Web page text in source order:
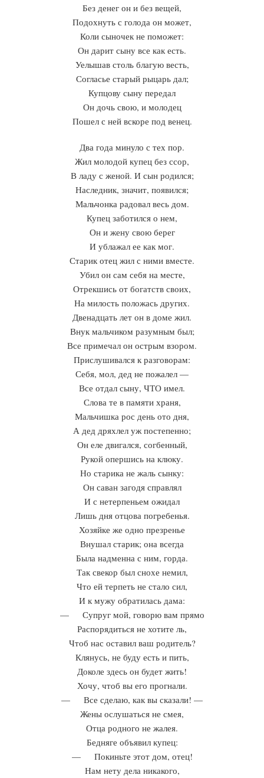
Без денег он и без вещей,
Подохнуть с голода он может,
Коли сыночек не поможет:
Он дарит сыну все как есть.
Уелышав столь благую весть,
Согласье старый рыцарь дал;
Купцову сыну передал
Он дочь свою, и молодец
Пошел с ней вскоре под венец.
Два года минуло с тех пор.
Жил молодой купец без ссор,
В ладу с женой. И сын родился;
Наследник, значит, появился;
Мальчонка радовал весь дом.
Купец заботился о нем,
Он и жену свою берег
И ублажал ее как мог.
Старик отец жил с ними вместе.
Убил он сам себя на месте,
Отрекшись от богатств своих,
На милость положась других.
Двенадцать лет он в доме жил.
Внук мальчиком разумным был;
Все примечал он острым взором.
Прислушивался к разговорам:
Себя, мол, дед не пожалел —
Все отдал сыну, ЧТО имел.
Слова те в памяти храня,
Мальчишка рос день ото дня,
А дед дряхлел уж постепенно;
Он еле двигался, согбенный,
Рукой опершись на клюку.
Но старика не жаль сынку:
Он саван загодя справлял
И с нетерпеньем ожидал
Лишь дня отцова погребенья.
Хозяйке же одно презренье
Внушал старик; она всегда
Была надменна с ним, горда.
Так свекор был снохе немил,
Что ей терпеть не стало сил,
И к мужу обратилась дама:
— Супруг мой, говорю вам прямо
Распорядиться не хотите ль,
Чтоб нас оставил ваш родитель?
Клянусь, не буду есть и пить,
Доколе здесь он будет жить!
Хочу, чтоб вы его прогнали.
— Все сделаю, как вы сказали! —
Жены ослушаться не смея,
Отца родного не жалея.
Бедняге объявил купец:
— Покиньте этот дом, отец!
Нам нету дела никакого,